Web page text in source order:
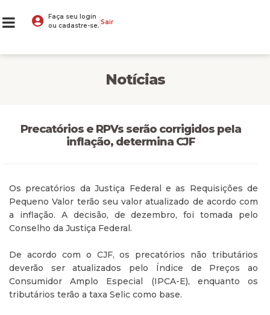
Faça seu login
ou cadastre-se. Sair
Notícias
Precatórios e RPVs serão corrigidos pela
inflação, determina CJF
Os precatórios da Justiça Federal e as Requisições de
Pequeno Valor terão seu valor atualizado de acordo com
a inflação. A decisão, de dezembro, foi tomada pelo
Conselho da Justiça Federal.
De acordo com o CJF, os precatórios não tributários
deverão ser atualizados pelo Índice de Preços ao
Consumidor Amplo Especial (IPCA-E), enquanto os
tributários terão a taxa Selic como base.